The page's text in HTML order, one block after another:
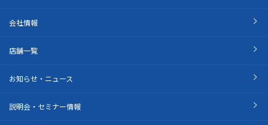
会社情報
店舗一覧
お知らせ・ニュース
説明会・セミナー情報